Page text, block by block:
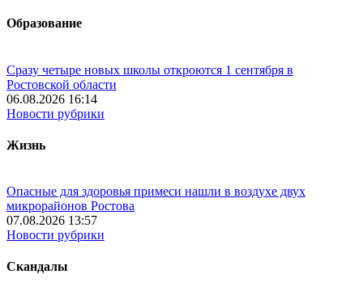
Образование
Сразу четыре новых школы откроются 1 сентября в
Ростовской области
06.08.2026 16:14
Новости рубрики
Жизнь
Опасные для здоровья примеси нашли в воздухе двух
микрорайонов Ростова
07.08.2026 13:57
Новости рубрики
Скандалы